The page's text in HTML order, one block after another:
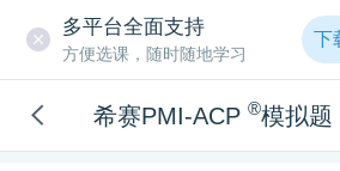
多平台全面支持
方便选课，随时随地学习
下
希赛PMI-ACP®模拟题